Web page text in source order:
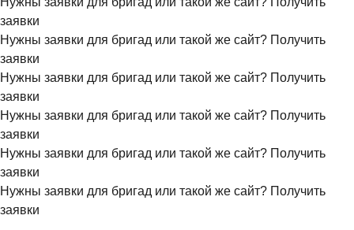
заявки
Нужны заявки для бригад или такой же сайт? Получить
заявки
Нужны заявки для бригад или такой же сайт? Получить
заявки
Нужны заявки для бригад или такой же сайт? Получить
заявки
Нужны заявки для бригад или такой же сайт? Получить
заявки
Нужны заявки для бригад или такой же сайт? Получить
заявки